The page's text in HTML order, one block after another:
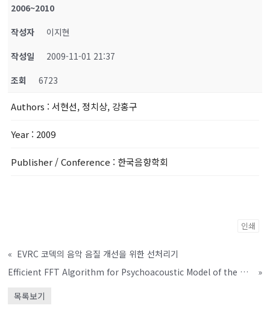
2006~2010
작성자
이지현
작성일
2009-11-01 21:37
조회
6723
Authors : 서현선, 정치상, 강홍구
Year : 2009
Publisher / Conference : 한국음향학회
인쇄
« EVRC 코덱의 음악 음질 개선을 위한 선처리기
Efficient FFT Algorithm for Psychoacoustic Model of the MPEG-4 AAC
»
목록보기